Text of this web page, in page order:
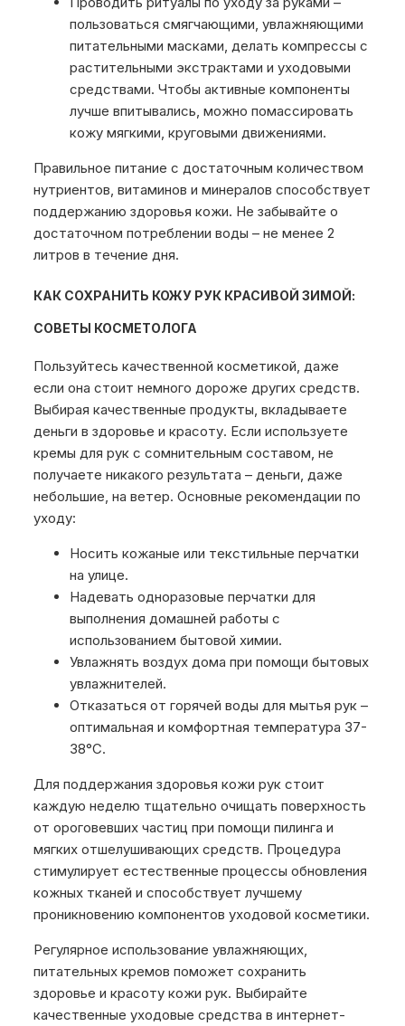
пользоваться смягчающими, увлажняющими
питательными масками, делать компрессы с
растительными экстрактами и уходовыми
средствами. Чтобы активные компоненты
лучше впитывались, можно помассировать
кожу мягкими, круговыми движениями.
Правильное питание с достаточным количеством
нутриентов, витаминов и минералов способствует
поддержанию здоровья кожи. Не забывайте о
достаточном потреблении воды – не менее 2
литров в течение дня.
КАК СОХРАНИТЬ КОЖУ РУК КРАСИВОЙ ЗИМОЙ:
СОВЕТЫ КОСМЕТОЛОГА
Пользуйтесь качественной косметикой, даже
если она стоит немного дороже других средств.
Выбирая качественные продукты, вкладываете
деньги в здоровье и красоту. Если используете
кремы для рук с сомнительным составом, не
получаете никакого результата – деньги, даже
небольшие, на ветер. Основные рекомендации по
уходу:
Носить кожаные или текстильные перчатки
на улице.
Надевать одноразовые перчатки для
выполнения домашней работы с
использованием бытовой химии.
Увлажнять воздух дома при помощи бытовых
увлажнителей.
Отказаться от горячей воды для мытья рук –
оптимальная и комфортная температура 37-
38°C.
Для поддержания здоровья кожи рук стоит
каждую неделю тщательно очищать поверхность
от ороговевших частиц при помощи пилинга и
мягких отшелушивающих средств. Процедура
стимулирует естественные процессы обновления
кожных тканей и способствует лучшему
проникновению компонентов уходовой косметики.
Регулярное использование увлажняющих,
питательных кремов поможет сохранить
здоровье и красоту кожи рук. Выбирайте
качественные уходовые средства в интернет-